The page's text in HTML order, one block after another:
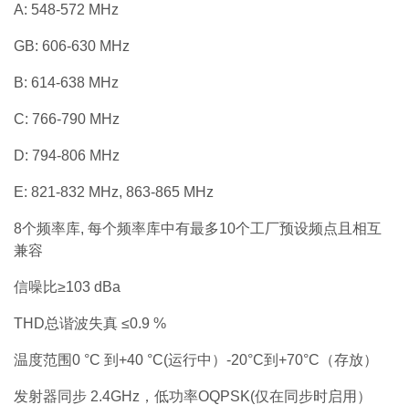
A: 548-572 MHz
GB: 606-630 MHz
B: 614-638 MHz
C: 766-790 MHz
D: 794-806 MHz
E: 821-832 MHz, 863-865 MHz
8个频率库, 每个频率库中有最多10个工厂预设频点且相互
兼容
信噪比≥103 dBa
THD总谐波失真 ≤0.9 %
温度范围0 °C 到+40 °C(运行中）-20°C到+70°C（存放）
发射器同步 2.4GHz，低功率OQPSK(仅在同步时启用）